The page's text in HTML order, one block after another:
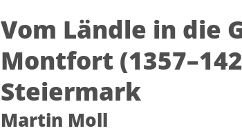
Vom Ländle in die
Montfort
Steiermark
Martin Moll